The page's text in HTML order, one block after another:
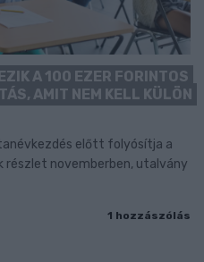
A 100 EZER FORINTOS
AMIT NEM KELL KÜLÖN
előtt folyósítja a
részlet novemberben, utalvány
1 hozzászólás